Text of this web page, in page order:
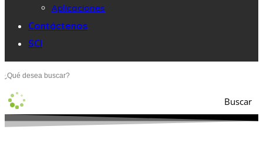
Aplicaciones
Contáctenos
SCI
Buscar